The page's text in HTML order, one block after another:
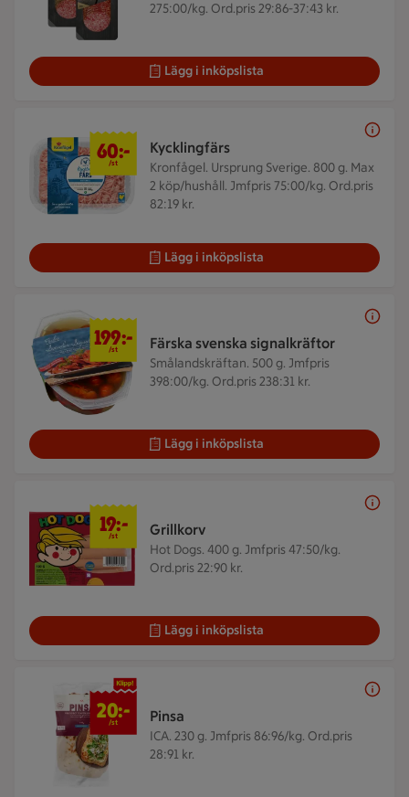
275:00/kg. Ord.pris 29:86-37:43 kr.
Lägg i inköpslista
Kycklingfärs
Kronfågel. Ursprung Sverige. 800 g. Max
2 köp/hushåll. Jmfpris 75:00/kg. Ord.pris
82:19 kr.
60 kr/st
60:-
/st
Lägg i inköpslista
Färska svenska signalkräftor
Smålandskräftan. 500 g. Jmfpris
398:00/kg. Ord.pris 238:31 kr.
199 kr/st
199:-
/st
Lägg i inköpslista
Grillkorv
Hot Dogs. 400 g. Jmfpris 47:50/kg.
Ord.pris 22:90 kr.
19 kr/st
19:-
/st
Lägg i inköpslista
Pinsa
ICA. 230 g. Jmfpris 86:96/kg. Ord.pris
28:91 kr.
20 kr/st
20:-
/st